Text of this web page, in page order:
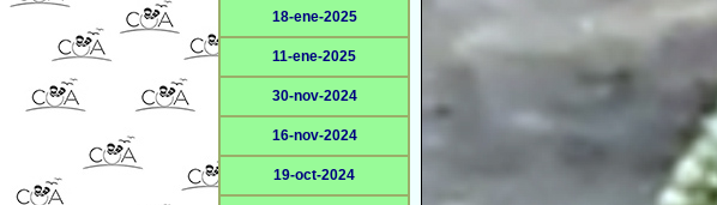
18-ene-2025
11-ene-2025
30-nov-2024
16-nov-2024
19-oct-2024